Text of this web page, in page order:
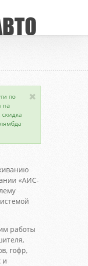
по
на
«АИС-
работы
гофр,
и